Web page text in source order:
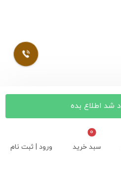
سبد خرید ورود | ثبت نام